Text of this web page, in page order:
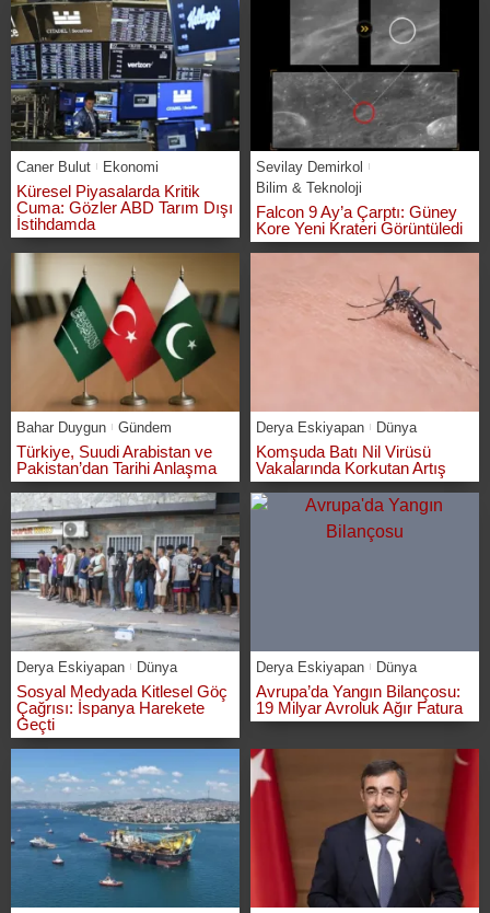
Caner Bulut Ekonomi
Küresel Piyasalarda Kritik
Cuma: Gözler ABD Tarım Dışı
İstihdamda
Sevilay Demirkol
Bilim & Teknoloji
Falcon 9 Ay’a Çarptı: Güney
Kore Yeni Krateri Görüntüledi
Bahar Duygun Gündem
Türkiye, Suudi Arabistan ve
Pakistan’dan Tarihi Anlaşma
Derya Eskiyapan Dünya
Komşuda Batı Nil Virüsü
Vakalarında Korkutan Artış
Derya Eskiyapan Dünya
Sosyal Medyada Kitlesel Göç
Çağrısı: İspanya Harekete
Geçti
Derya Eskiyapan Dünya
Avrupa’da Yangın Bilançosu:
19 Milyar Avroluk Ağır Fatura